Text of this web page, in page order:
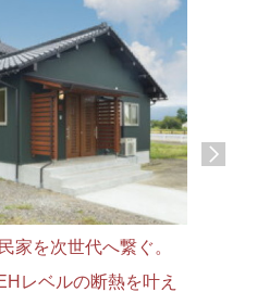
家を次世代へ繋ぐ。
レベルの断熱を叶え